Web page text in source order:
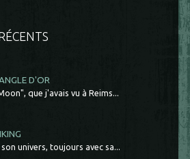
D'OR
que j'avais vu à Reims...
univers, toujours avec sa...